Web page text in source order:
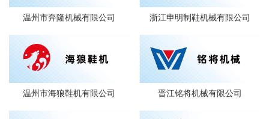
温州市奔隆机械有限公司 浙江申明制鞋机械有限公司
温州市海狼鞋机有限公司 晋江铭将机械有限公司